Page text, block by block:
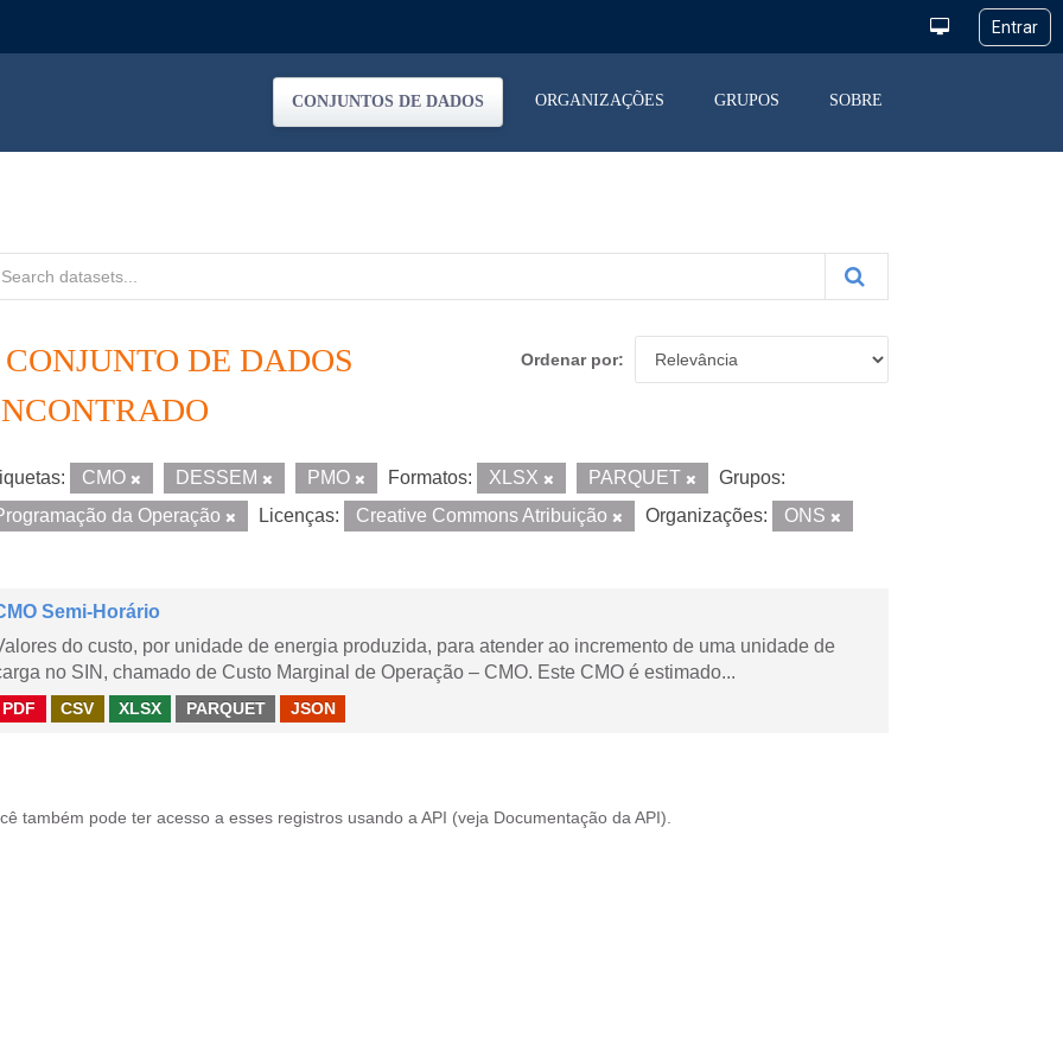
CONJUNTOS DE DADOS ORGANIZAÇÕES GRUPOS SOBRE
Ordenar por
CONJUNTO DE DADOS
CMO DESSEM PMO Formatos: XLSX PARQUET
Grupos:
da Operação
Licenças: Creative Commons Atribuição Organizações: ONS
Semi-Horário
do custo, por unidade de energia produzida, para atender ao incremento de uma unidade de
no SIN, chamado de Custo Marginal de Operação – CMO. Este CMO é estimado...
PDF CSV XLSX PARQUET JSON
também pode ter acesso a esses registros usando a API (veja Documentação da API ).